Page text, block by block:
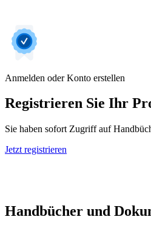
Anmelden oder Konto erstellen
Registrieren Sie Ihr
Sie haben sofort Zugriff auf
Jetzt registrieren
Handbücher und